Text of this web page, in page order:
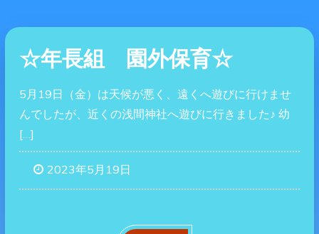
☆年長組 園外保育☆
5月19日（金）は天候が悪く、遠くへ遊びに行けませ
んでしたが、近くの浅間神社へ遊びに行きました♪ 幼
[…]
2023年5月19日